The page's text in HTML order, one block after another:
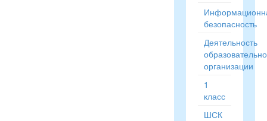
безопасность
Деятельность
организации
1
класс
ШСК